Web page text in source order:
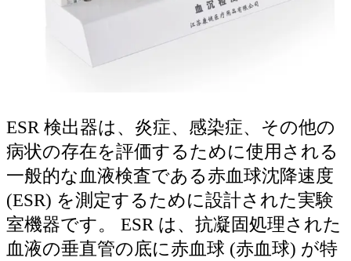
ESR 検出器は、炎症、感染症、その他の
病状の存在を評価するために使用される
一般的な血液検査である赤血球沈降速度
(ESR) を測定するために設計された実験
室機器です。 ESR は、抗凝固処理された
血液の垂直管の底に赤血球 (赤血球) が特